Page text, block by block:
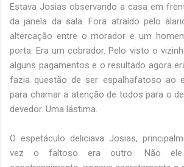
Estava Josias observando a casa em
da janela da sala. Fora atraído pelo
altercação entre o morador e um
porta. Era um cobrador. Pelo visto o
alguns pagamentos e o resultado agora
fazia questão de ser espalhafatoso ao
para chamar a atenção de todos para o
devedor. Uma lástima.
O espetáculo deliciava Josias,
vez o faltoso era outro. Não